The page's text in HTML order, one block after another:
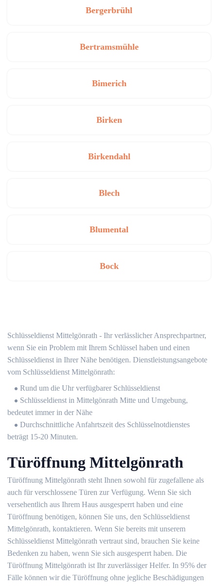
Bergerbrühl
Bertramsmühle
Bimerich
Birken
Birkendahl
Blech
Blumental
Bock
Schlüsseldienst Mittelgönrath - Ihr verlässlicher Ansprechpartner,
wenn Sie ein Problem mit Ihrem Schlüssel haben und einen
Schlüsseldienst in Ihrer Nähe benötigen. Dienstleistungsangebote
vom Schlüsseldienst Mittelgönrath:
Rund um die Uhr verfügbarer Schlüsseldienst
Schlüsseldienst in Mittelgönrath Mitte und Umgebung,
bedeutet immer in der Nähe
Durchschnittliche Anfahrtszeit des Schlüsselnotdienstes
beträgt 15-20 Minuten.
Türöffnung Mittelgönrath
Türöffnung Mittelgönrath steht Ihnen sowohl für zugefallene als
auch für verschlossene Türen zur Verfügung. Wenn Sie sich
versehentlich aus Ihrem Haus ausgesperrt haben und eine
Türöffnung benötigen, können Sie uns, den Schlüsseldienst
Mittelgönrath, kontaktieren. Wenn Sie bereits mit unserem
Schlüsseldienst Mittelgönrath vertraut sind, brauchen Sie keine
Bedenken zu haben, wenn Sie sich ausgesperrt haben. Die
Türöffnung Mittelgönrath ist Ihr zuverlässiger Helfer. In 95% der
Fälle können wir die Türöffnung ohne jegliche Beschädigungen